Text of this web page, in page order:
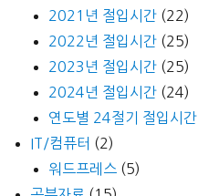
2021년 절입시간 (22)
2022년 절입시간 (25)
2023년 절입시간 (25)
2024년 절입시간 (24)
연도별 24절기 절입시간
IT/컴퓨터 (2)
워드프레스 (5)